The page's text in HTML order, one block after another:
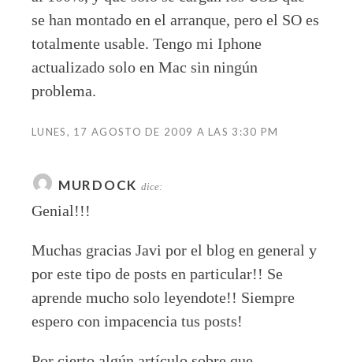
se han montado en el arranque, pero el SO es
totalmente usable. Tengo mi Iphone
actualizado solo en Mac sin ningún
problema.
LUNES, 17 AGOSTO DE 2009 A LAS 3:30 PM
MURDOCK dice:
Genial!!!
Muchas gracias Javi por el blog en general y
por este tipo de posts en particular!! Se
aprende mucho solo leyendote!! Siempre
espero con impacencia tus posts!